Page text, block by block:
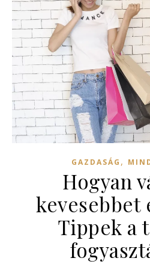
GAZDASÁG ,
Hogyan
kevesebbet
Tippek a